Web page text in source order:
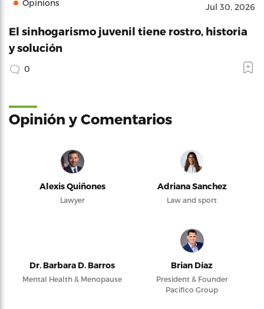
Opinions Jul 30, 2026
El sinhogarismo juvenil tiene rostro, historia
y solución
0
Opinión y Comentarios
Alexis Quiñones
Lawyer
Adriana Sanchez
Law and sport
Dr. Barbara D. Barros
Mental Health & Menopause
Brian Díaz
President & Founder
Pacifico Group